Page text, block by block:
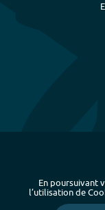
Plan
En poursuivant
l’utilisation de